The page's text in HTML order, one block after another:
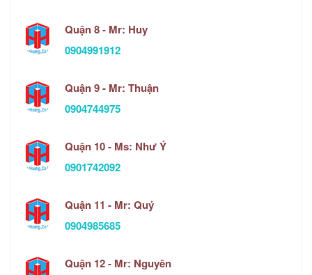
Quận 8 - Mr: Huy
0904991912
Quận 9 - Mr: Thuận
0904744975
Quận 10 - Ms: Như Ý
0901742092
Quận 11 - Mr: Quý
0904985685
Quận 12 - Mr: Nguyên